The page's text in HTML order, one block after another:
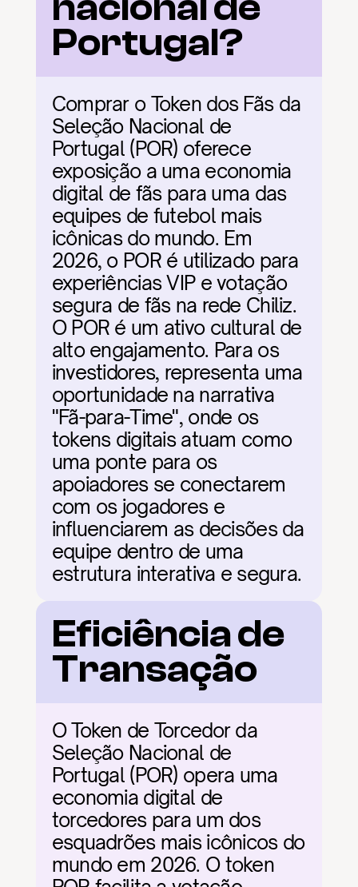
Portugal?
Comprar o Token dos Fãs da
Seleção Nacional de
Portugal (POR) oferece
exposição a uma economia
digital de fãs para uma das
equipes de futebol mais
icônicas do mundo. Em
2026, o POR é utilizado para
experiências VIP e votação
segura de fãs na rede Chiliz.
O POR é um ativo cultural de
alto engajamento. Para os
investidores, representa uma
oportunidade na narrativa
"Fã-para-Time", onde os
tokens digitais atuam como
uma ponte para os
apoiadores se conectarem
com os jogadores e
influenciarem as decisões da
equipe dentro de uma
estrutura interativa e segura.
Eficiência de
Transação
O Token de Torcedor da
Seleção Nacional de
Portugal (POR) opera uma
economia digital de
torcedores para um dos
esquadrões mais icônicos do
mundo em 2026. O token